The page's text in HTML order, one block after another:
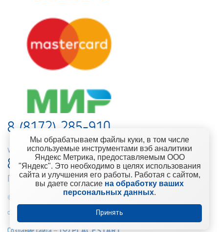
8 (8172) 285-910
web-support@kontinent.ru
8 900 501-25-53
Горячая линия интернет-магазина
© 2010-2021 Компания «Континент» Сеть магазинов строительно-
отделочных материалов
Создание сайта –
Мы обрабатываем файлы куки, в том числе
используемые инструментами вэб аналитики
Яндекс Метрика, предоставляемым ООО
"Яндекс". Это необходимо в целях использования
сайта и улучшения его работы. Работая с сайтом,
вы даете согласие на обработку ваших
персональных данных.
Принять